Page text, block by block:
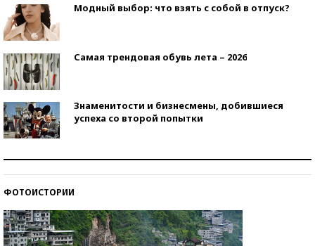
Модный выбор: что взять с собой в отпуск?
Самая трендовая обувь лета – 2026
Знаменитости и бизнесмены, добившиеся
успеха со второй попытки
ФОТОИСТОРИИ